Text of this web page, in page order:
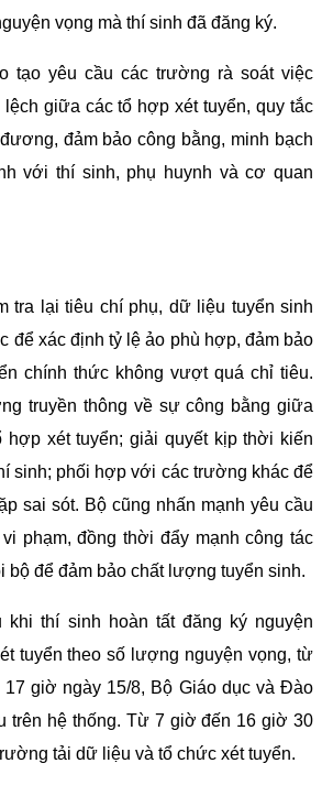
vọng mà thí sinh đã đăng ký.
tạo yêu cầu các trường rà soát việc
giữa các tổ hợp xét tuyển, quy tắc
đảm bảo công bằng, minh bạch
với thí sinh, phụ huynh và cơ quan
tra lại tiêu chí phụ, dữ liệu tuyển sinh
để xác định tỷ lệ ảo phù hợp, đảm bảo
chính thức không vượt quá chỉ tiêu.
truyền thông về sự công bằng giữa
xét tuyển; giải quyết kịp thời kiến
sinh; phối hợp với các trường khác để
sai sót. Bộ cũng nhấn mạnh yêu cầu
phạm, đồng thời đẩy mạnh công tác
bộ để đảm bảo chất lượng tuyển sinh.
khi thí sinh hoàn tất đăng ký nguyện
tuyển theo số lượng nguyện vọng, từ
giờ ngày 15/8, Bộ Giáo dục và Đào
trên hệ thống. Từ 7 giờ đến 16 giờ 30
tải dữ liệu và tổ chức xét tuyển.